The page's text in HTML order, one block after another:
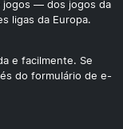
jogos — dos jogos da
ligas da Europa.
e facilmente. Se
do formulário de e-